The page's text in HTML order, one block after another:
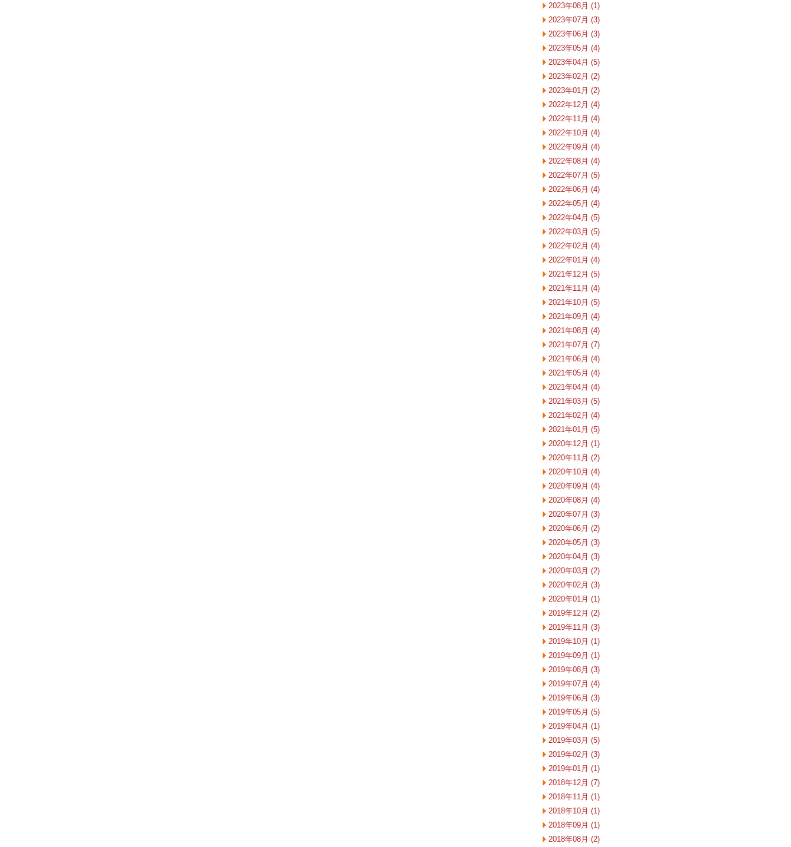
2023年08月 (1)
2023年07月 (3)
2023年06月 (3)
2023年05月 (4)
2023年04月 (5)
2023年02月 (2)
2023年01月 (2)
2022年12月 (4)
2022年11月 (4)
2022年10月 (4)
2022年09月 (4)
2022年08月 (4)
2022年07月 (5)
2022年06月 (4)
2022年05月 (4)
2022年04月 (5)
2022年03月 (5)
2022年02月 (4)
2022年01月 (4)
2021年12月 (5)
2021年11月 (4)
2021年10月 (5)
2021年09月 (4)
2021年08月 (4)
2021年07月 (7)
2021年06月 (4)
2021年05月 (4)
2021年04月 (4)
2021年03月 (5)
2021年02月 (4)
2021年01月 (5)
2020年12月 (1)
2020年11月 (2)
2020年10月 (4)
2020年09月 (4)
2020年08月 (4)
2020年07月 (3)
2020年06月 (2)
2020年05月 (3)
2020年04月 (3)
2020年03月 (2)
2020年02月 (3)
2020年01月 (1)
2019年12月 (2)
2019年11月 (3)
2019年10月 (1)
2019年09月 (1)
2019年08月 (3)
2019年07月 (4)
2019年06月 (3)
2019年05月 (5)
2019年04月 (1)
2019年03月 (5)
2019年02月 (3)
2019年01月 (1)
2018年12月 (7)
2018年11月 (1)
2018年10月 (1)
2018年09月 (1)
2018年08月 (2)